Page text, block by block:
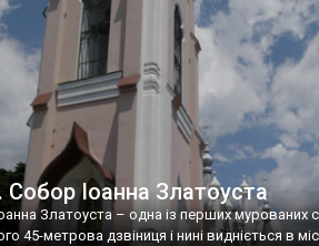
Собор Іоанна Златоуста
Златоуста – одна із перших мурованих
45-метрова дзвіниця і нині видніється в